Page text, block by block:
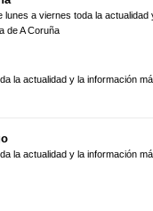
lunes a viernes toda la actualidad
de A Coruña
la actualidad y la información
la actualidad y la información